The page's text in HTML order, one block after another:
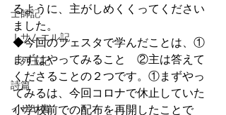
士師記
Ⅰサムエル記
Ⅰ列王記
詩篇
イザヤ書
るように、主がしめくくってください
ました。
◆今回のフェスタで学んだことは、①
まずはやってみること　②主は答えて
くださることの２つです。①まずやっ
てみるは、今回コロナで休止していた
小学校前での配布を再開したことで